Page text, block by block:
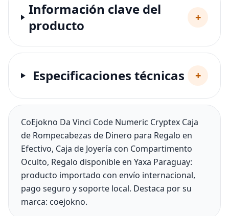
Información clave del
producto
+
Especificaciones técnicas +
CoEjokno Da Vinci Code Numeric Cryptex Caja
de Rompecabezas de Dinero para Regalo en
Efectivo, Caja de Joyería con Compartimento
Oculto, Regalo disponible en Yaxa Paraguay:
producto importado con envío internacional,
pago seguro y soporte local. Destaca por su
marca: coejokno.